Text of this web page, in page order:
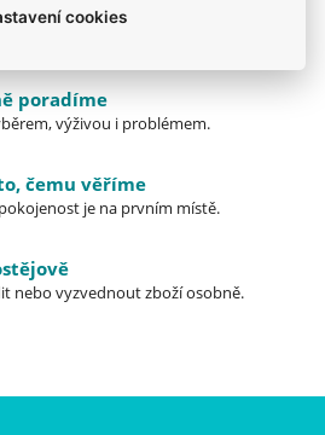
veterináři
poradíme
výživou i problémem.
čemu věříme
je na prvním místě.
nebo vyzvednout zboží osobně.
cookies